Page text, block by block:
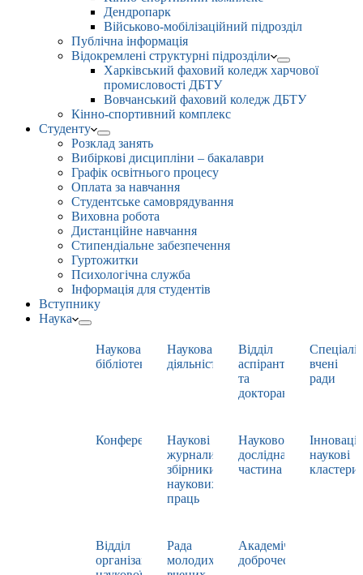
Дендропарк
Військово-мобілізаційний підрозділ
Публічна інформація
Відокремлені структурні підрозділи
Харківський фаховий коледж харчової
промисловості ДБТУ
Вовчанський фаховий коледж ДБТУ
Кінно-спортивний комплекс
Студенту
Розклад занять
Вибіркові дисципліни – бакалаври
Графік освітнього процесу
Оплата за навчання
Студентське самоврядування
Виховна робота
Дистанційне навчання
Стипендіальне забезпечення
Гуртожитки
Психологічна служба
Інформація для студентів
Вступнику
Наука
Наукова
бібліотека
Наукова
діяльність
Відділ
аспірантури
та
докторантури
вчені
ради
Конференції
Наукові
журнали,
збірники
наукових
праць
Науково-
дослідна
частина
наукові
кластери
Відділ
організації
Рада
молодих
Академічна
доброчесність